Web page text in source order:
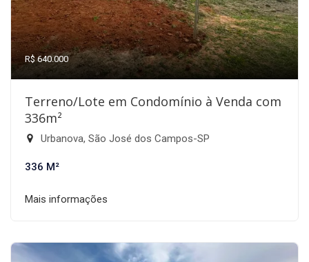
R$ 640.000
Terreno/Lote em Condomínio à Venda com
336m²
Urbanova, São José dos Campos-SP
336 M²
Mais informações